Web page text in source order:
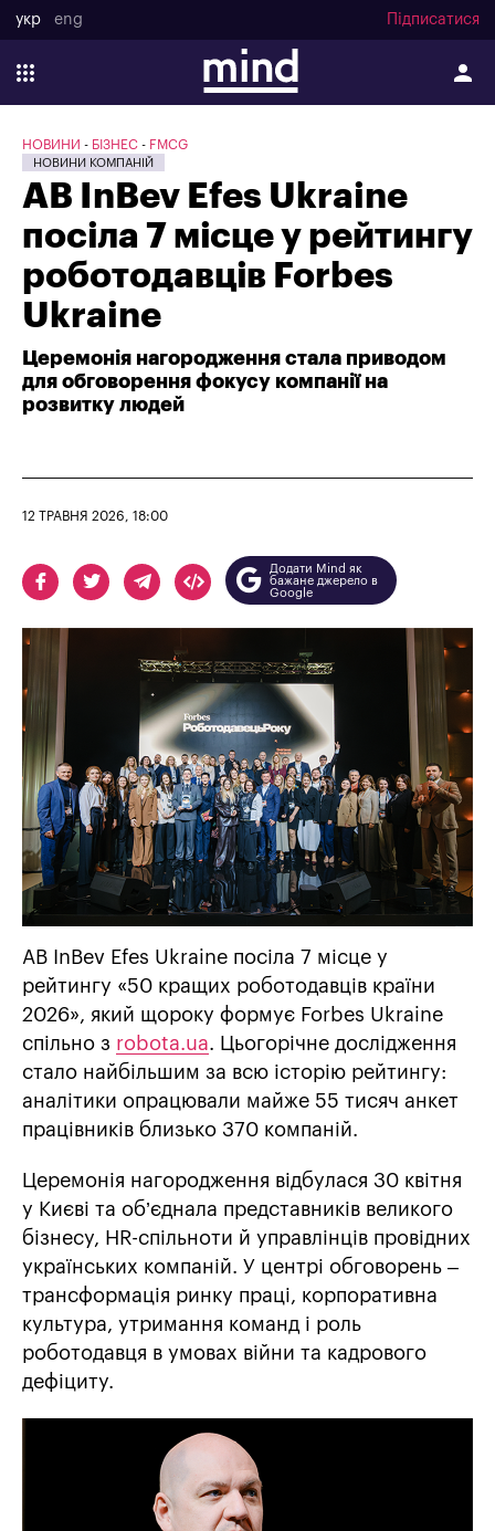
укр eng Підписатися
НОВИНИ БІЗНЕС FMCG
НОВИНИ КОМПАНІЙ
AB InBev Efes Ukraine
посіла 7 місце у рейтингу
роботодавців Forbes
Ukraine
Церемонія нагородження стала приводом
для обговорення фокусу компанії на
розвитку людей
12 ТРАВНЯ 2026, 18:00
Додати Mind як
бажане джерело в
Google
AB InBev Efes Ukraine посіла 7 місце у
рейтингу «50 кращих роботодавців країни
2026», який щороку формує Forbes Ukraine
спільно з robota.ua. Цьогорічне дослідження
стало найбільшим за всю історію рейтингу:
аналітики опрацювали майже 55 тисяч анкет
працівників близько 370 компаній.
Церемонія нагородження відбулася 30 квітня
у Києві та об’єднала представників великого
бізнесу, HR-спільноти й управлінців провідних
українських компаній. У центрі обговорень –
трансформація ринку праці, корпоративна
культура, утримання команд і роль
роботодавця в умовах війни та кадрового
дефіциту.